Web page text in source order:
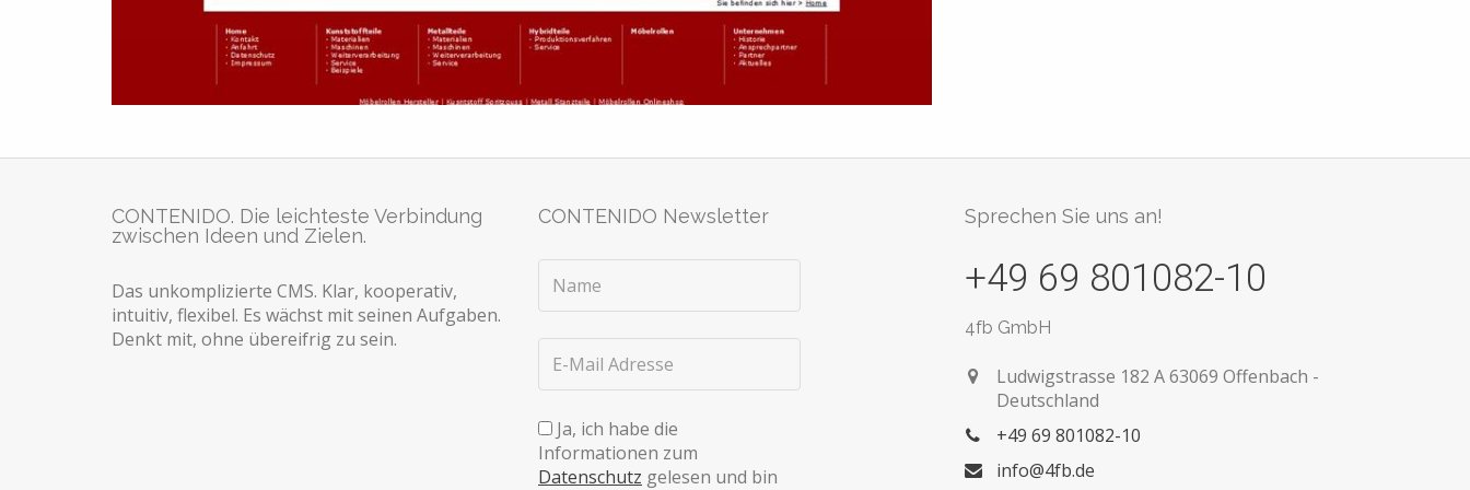
CONTENIDO. Die leichteste Verbindung
zwischen Ideen und Zielen.
Das unkomplizierte CMS. Klar, kooperativ,
intuitiv, flexibel. Es wächst mit seinen Aufgaben.
Denkt mit, ohne übereifrig zu sein.
CONTENIDO Newsletter
Informationen zum
Datenschutz gelesen und bin
Sprechen Sie uns an!
+49 69 801082-10
4fb GmbH
Ludwigstrasse 182 A63069 Offenbach -
Deutschland
+49 69 801082-10
info@4fb.de